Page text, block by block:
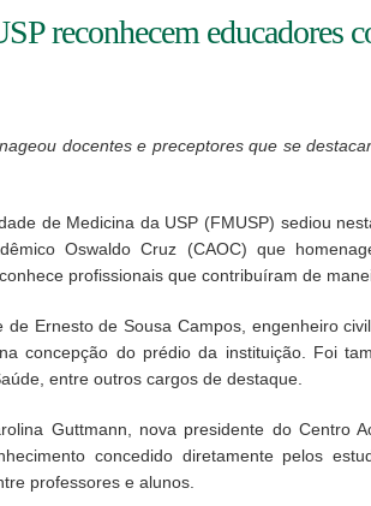
reconhecem educadores
docentes e preceptores que se
de Medicina da USP (FMUSP) sediou
Oswaldo Cruz (CAOC) que
profissionais que contribuíram de
de Ernesto de Sousa Campos, engenheiro
concepção do prédio da instituição. Foi
entre outros cargos de destaque.
Guttmann, nova presidente do Centro
concedido diretamente pelos
professores e alunos.